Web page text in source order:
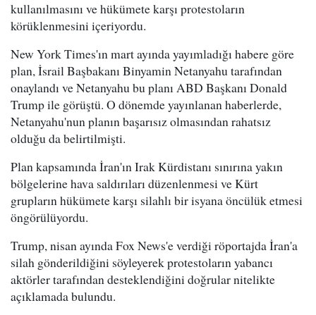
kullanılmasını ve hükümete karşı protestoların
körüklenmesini içeriyordu.
New York Times'ın mart ayında yayımladığı habere göre
plan, İsrail Başbakanı Binyamin Netanyahu tarafından
onaylandı ve Netanyahu bu planı ABD Başkanı Donald
Trump ile görüştü. O dönemde yayınlanan haberlerde,
Netanyahu'nun planın başarısız olmasından rahatsız
olduğu da belirtilmişti.
Plan kapsamında İran'ın Irak Kürdistanı sınırına yakın
bölgelerine hava saldırıları düzenlenmesi ve Kürt
grupların hükümete karşı silahlı bir isyana öncülük etmesi
öngörülüyordu.
Trump, nisan ayında Fox News'e verdiği röportajda İran'a
silah gönderildiğini söyleyerek protestoların yabancı
aktörler tarafından desteklendiğini doğrular nitelikte
açıklamada bulundu.